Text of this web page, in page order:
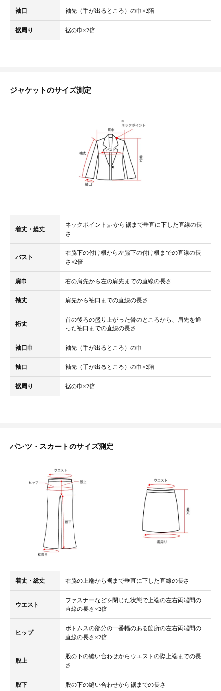
袖口 袖先（手が出るところ）の巾×2陪
裾周り 裾の巾×2倍
ジャケットのサイズ測定
着丈・総丈
ネックポイント ※1から裾まで垂直に下した直線の長
さ
バスト
右脇下の付け根から左脇下の付け根までの直線の長
さ×2倍
肩巾 右の肩先から左の肩先までの直線の長さ
袖丈 肩先から袖口までの直線の長さ
裄丈
首の後ろの盛り上がった骨のところから、肩先を通
った袖口までの直線の長さ
袖口巾 袖先（手が出るところ）の巾
袖口 袖先（手が出るところ）の巾×2陪
裾周り 裾の巾×2倍
パンツ・スカートのサイズ測定
着丈・総丈 右脇の上端から裾まで垂直に下した直線の長さ
ウエスト
ファスナーなどを閉じた状態で上端の左右両端間の
直線の長さ×2倍
ヒップ
ボトムスの部分の一番幅のある箇所の左右両端間の
直線の長さ×2倍
股上
股の下の縫い合わせからウエストの際上端までの長
さ
股下 股の下の縫い合わせから裾までの長さ